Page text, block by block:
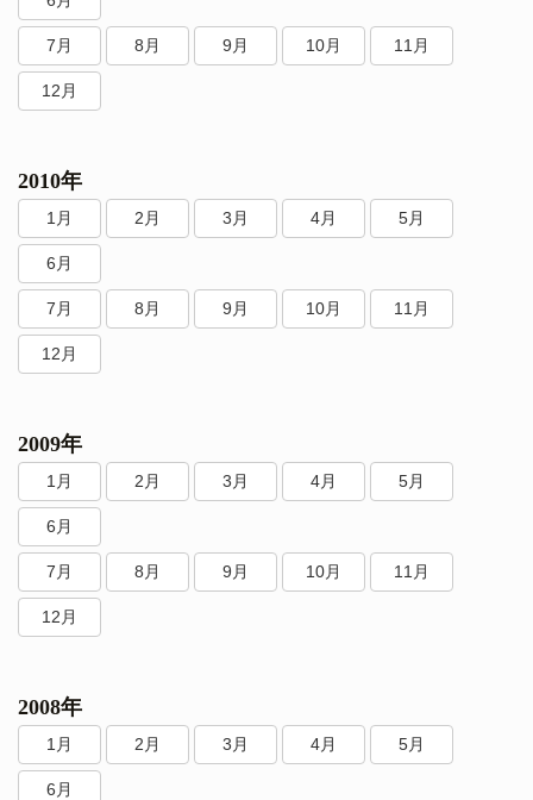
7月 8月 9月 10月 11月
12月
2010年
1月 2月 3月 4月 5月
6月
7月 8月 9月 10月 11月
12月
2009年
1月 2月 3月 4月 5月
6月
7月 8月 9月 10月 11月
12月
2008年
1月 2月 3月 4月 5月
6月